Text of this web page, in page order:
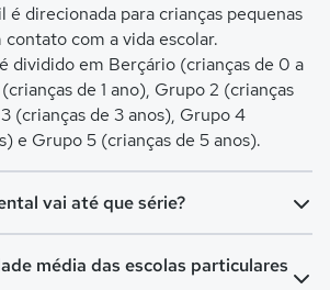
é direcionada para crianças pequenas
com a vida escolar.
dividido em Berçário (crianças de 0 a
(crianças de 1 ano), Grupo 2 (crianças
(crianças de 3 anos), Grupo 4
e Grupo 5 (crianças de 5 anos).
vai até que série?
é separado em Ensino
média das escolas particulares